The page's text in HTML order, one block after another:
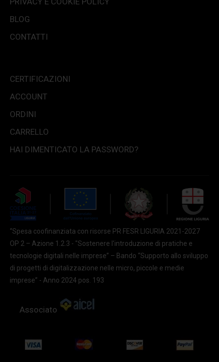
BLOG
CONTATTI
CERTIFICAZIONI
ACCOUNT
ORDINI
CARRELLO
HAI DIMENTICATO LA PASSWORD?
“Spesa coofinanziata con risorse PR FESR LIGURIA 2021-2027
OP 2 – Azione 1.2.3 - "Sostenere l'introduzione di pratiche e
tecnologie digitali nelle imprese” – Bando “Supporto allo sviluppo
di progetti di digitalizzazione nelle micro, piccole e medie
imprese” - Anno 2024 pos. 193
Associato